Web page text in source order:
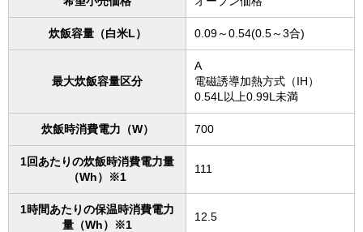
炊飯容量（白米L） 0.09～0.54(0.5～3合)
最大炊飯容量区分
A
電磁誘導加熱方式（IH）
0.54L以上0.99L未満
炊飯時消費電力（W） 700
1回あたりの炊飯時消費電力量
（Wh）※1
111
1時間あたりの保温時消費電力
量（Wh）※1
12.5